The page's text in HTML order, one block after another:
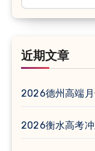
近期文章
2026德州高端
2026衡水高考